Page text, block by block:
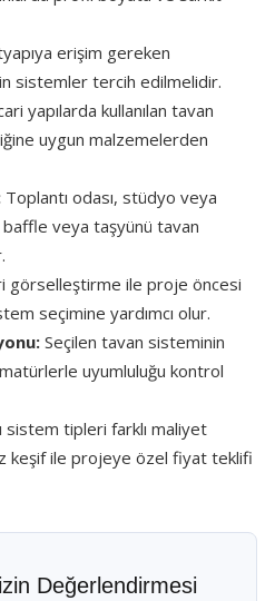
erişim gereken
sistemler tercih edilmelidir.
yapılarda kullanılan tavan
uygun malzemelerden
Toplantı odası, stüdyo veya
veya taşyünü tavan
görselleştirme ile proje öncesi
seçimine yardımcı olur.
Seçilen tavan sisteminin
uyumluluğu kontrol
sistem tipleri farklı maliyet
keşif ile projeye özel fiyat teklifi
Değerlendirmesi